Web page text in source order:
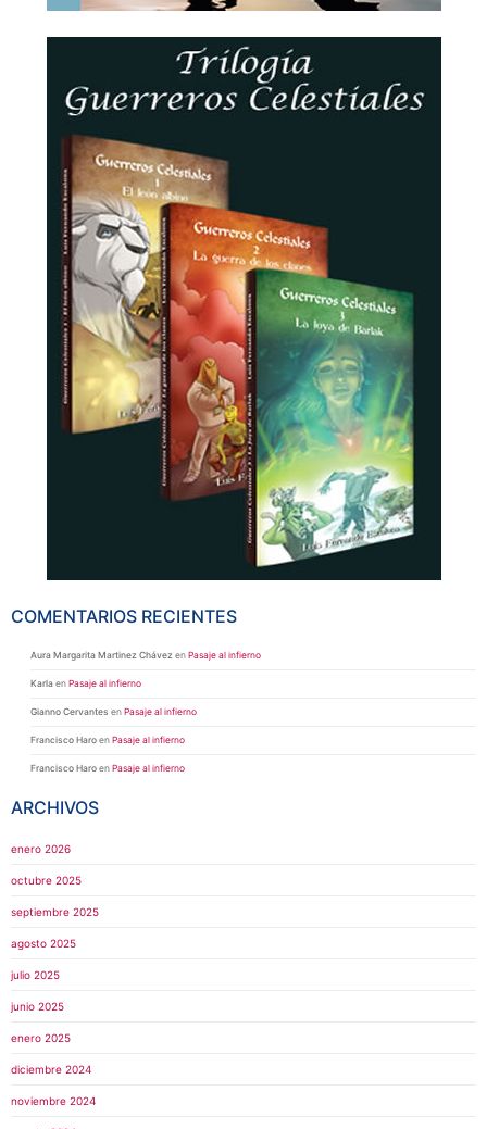
COMENTARIOS RECIENTES
Aura Margarita Martinez Chávez en Pasaje al infierno
Karla en Pasaje al infierno
Gianno Cervantes en Pasaje al infierno
Francisco Haro en Pasaje al infierno
Francisco Haro en Pasaje al infierno
ARCHIVOS
enero 2026
octubre 2025
septiembre 2025
agosto 2025
julio 2025
junio 2025
enero 2025
diciembre 2024
noviembre 2024